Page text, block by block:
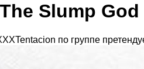
Slump
по группе